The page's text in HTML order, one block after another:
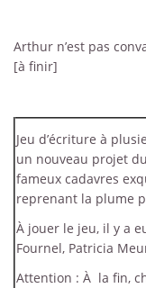
Arthur n’est pas
[à finir]
Jeu d’écriture à
un nouveau projet du
fameux cadavres
reprenant la plume
À jouer le jeu, il y a
Fournel, Patricia
Attention : À la fin,